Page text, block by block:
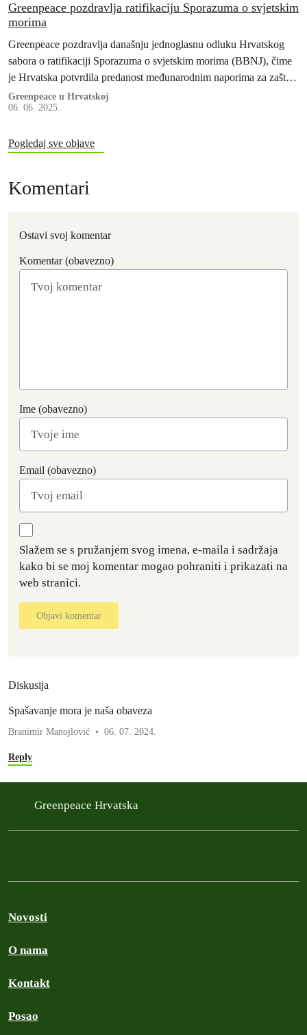
Greenpeace pozdravlja ratifikaciju Sporazuma o svjetskim
morima
Greenpeace pozdravlja današnju jednoglasnu odluku Hrvatskog
sabora o ratifikaciji Sporazuma o svjetskim morima (BBNJ), čime
je Hrvatska potvrdila predanost međunarodnim naporima za zaštitu
oceana.
Greenpeace u Hrvatskoj
06. 06. 2025.
Pogledaj sve objave
Komentari
Ostavi svoj komentar
Komentar (obavezno)
Ime (obavezno)
Email (obavezno)
Slažem se s pružanjem svog imena, e-maila i sadržaja
kako bi se moj komentar mogao pohraniti i prikazati na
web stranici.
Objavi komentar
Diskusija
Spašavanje mora je naša obaveza
Branimir Manojlović 06. 07. 2024.
Reply
Greenpeace Hrvatska
Novosti
O nama
Kontakt
Posao